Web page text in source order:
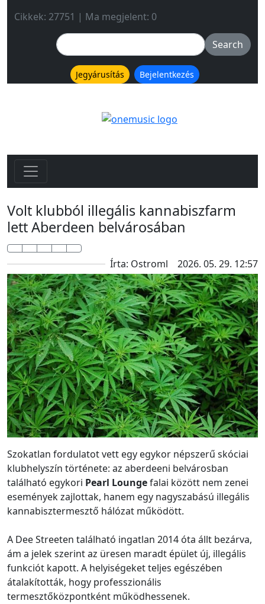
Cikkek: 27751 | Ma megjelent: 0
Jegyárusítás Bejelentkezés
Volt klubból illegális kannabiszfarm
lett Aberdeen belvárosában
Írta: Ostroml 2026. 05. 29. 12:57
Szokatlan fordulatot vett egy egykor népszerű skóciai
klubhelyszín története: az aberdeeni belvárosban
található egykori Pearl Loungefalai között nem zenei
események zajlottak, hanem egy nagyszabású illegális
kannabisztermesztő hálózat működött.
A Dee Streeten található ingatlan 2014 óta állt bezárva,
ám a jelek szerint az üresen maradt épület új, illegális
funkciót kapott. A helyiségeket teljes egészében
átalakították, hogy professzionális
termesztőközpontként működhessenek.